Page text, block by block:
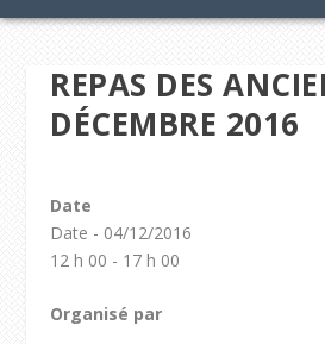
REPAS DES
DÉCEMBRE 2016
Date
Date - 04/12/2016
12 h 00 - 17 h 00
Organisé par